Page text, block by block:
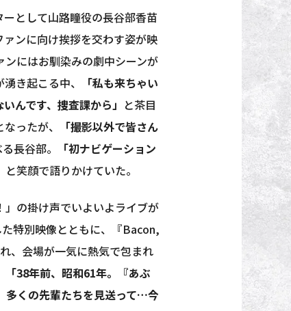
として山路瞳役の長谷部香苗
ンに向け挨拶を交わす姿が映
にはお馴染みの劇中シーンが
き起こる中、
「私も来ちゃい
んです、捜査課から」 と茶目
ったが、
「撮影以外で皆さん
長谷部。
「初ナビゲーション
と笑顔で語りかけていた。
の掛け声でいよいよライブが
特別映像とともに、『Bacon,
、会場が一気に熱気で包まれ
「38年前、昭和61年。『あぶ
多くの先輩たちを見送って…今